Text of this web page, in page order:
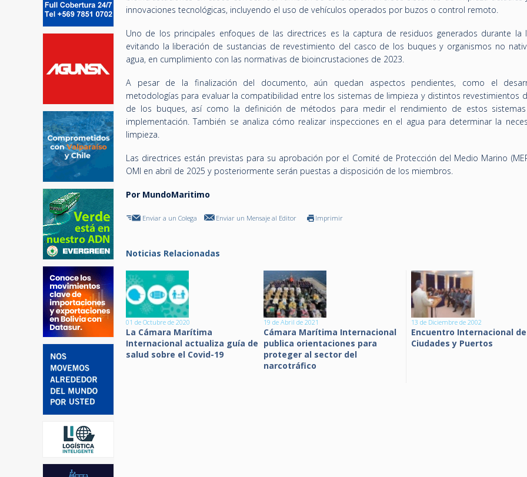
innovaciones tecnológicas, incluyendo el uso de vehículos operados por buzos o control remoto.
Uno de los principales enfoques de las directrices es la captura de residuos generados durante la
evitando la liberación de sustancias de revestimiento del casco de los buques y organismos no
agua, en cumplimiento con las normativas de bioincrustaciones de 2023.
A pesar de la finalización del documento, aún quedan aspectos pendientes, como el
metodologías para evaluar la compatibilidad entre los sistemas de limpieza y distintos revestimientos
de los buques, así como la definición de métodos para medir el rendimiento de estos
implementación. También se analiza cómo realizar inspecciones en el agua para determinar la
limpieza.
Las directrices están previstas para su aprobación por el Comité de Protección del Medio Marino
OMI en abril de 2025 y posteriormente serán puestas a disposición de los miembros.
Por MundoMaritimo
Enviar a un Colega Enviar un Mensaje al Editor Imprimir
Noticias Relacionadas
01 de Octubre de 2020
La Cámara Marítima
Internacional actualiza guía de
salud sobre el Covid-19
19 de Abril de 2021
Cámara Marítima Internacional
publica orientaciones para
proteger al sector del
narcotráfico
13 de Diciembre de 2002
Encuentro Internacional de
Ciudades y Puertos